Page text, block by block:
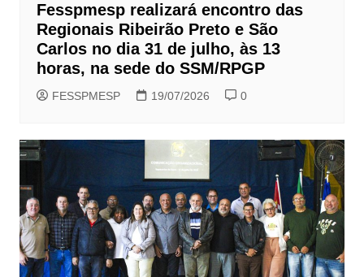
Fesspmesp realizará encontro das
Regionais Ribeirão Preto e São
Carlos no dia 31 de julho, às 13
horas, na sede do SSM/RPGP
FESSPMESP 19/07/2026 0